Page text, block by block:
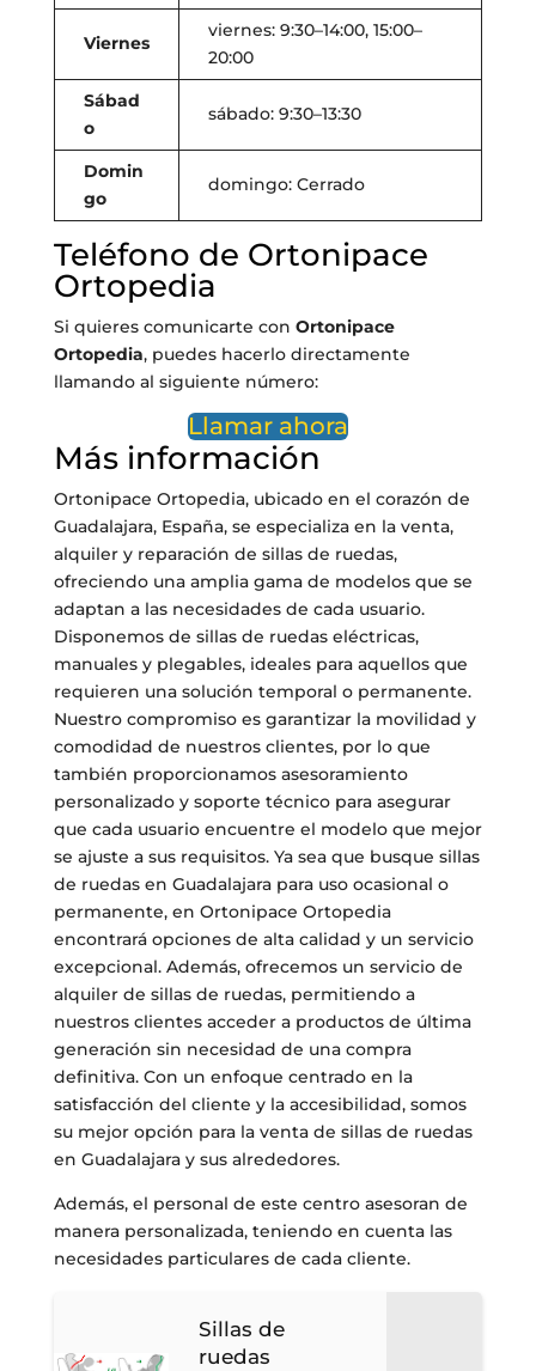
Viernes
viernes: 9:30–14:00, 15:00–
20:00
Sábad
o
sábado: 9:30–13:30
Domin
go
domingo: Cerrado
Teléfono de Ortonipace
Ortopedia
Si quieres comunicarte con Ortonipace
Ortopedia, puedes hacerlo directamente
llamando al siguiente número:
Llamar ahora
Más información
Ortonipace Ortopedia, ubicado en el corazón de
Guadalajara, España, se especializa en la venta,
alquiler y reparación de sillas de ruedas,
ofreciendo una amplia gama de modelos que se
adaptan a las necesidades de cada usuario.
Disponemos de sillas de ruedas eléctricas,
manuales y plegables, ideales para aquellos que
requieren una solución temporal o permanente.
Nuestro compromiso es garantizar la movilidad y
comodidad de nuestros clientes, por lo que
también proporcionamos asesoramiento
personalizado y soporte técnico para asegurar
que cada usuario encuentre el modelo que mejor
se ajuste a sus requisitos. Ya sea que busque sillas
de ruedas en Guadalajara para uso ocasional o
permanente, en Ortonipace Ortopedia
encontrará opciones de alta calidad y un servicio
excepcional. Además, ofrecemos un servicio de
alquiler de sillas de ruedas, permitiendo a
nuestros clientes acceder a productos de última
generación sin necesidad de una compra
definitiva. Con un enfoque centrado en la
satisfacción del cliente y la accesibilidad, somos
su mejor opción para la venta de sillas de ruedas
en Guadalajara y sus alrededores.
Además, el personal de este centro asesoran de
manera personalizada, teniendo en cuenta las
necesidades particulares de cada cliente.
Sillas de
ruedas